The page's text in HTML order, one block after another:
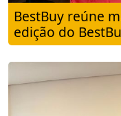
BestBuy reúne
edição do